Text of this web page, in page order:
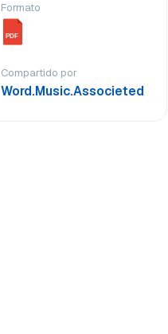
Formato
PDF
Compartido por
Word.Music.Associeted